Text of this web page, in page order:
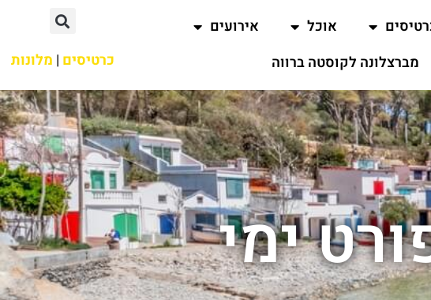
אוכל
אירועים
מברצלונה לקוסטה ברווה כרטיסים | מלונות
ימי